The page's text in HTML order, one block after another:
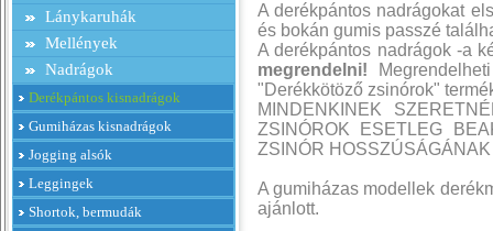
Lánykaruhák
Mellények
Nadrágok
Derékpántos kisnadrágok
Gumiházas kisnadrágok
Jogging alsók
Leggingek
Shortok, bermudák
A derékpántos nadrágokat
és bokán gumis passzé
A derékpántos nadrágok -a
megrendelni!
"Derékkötöző zsinórok"
MINDENKINEK
ZSINÓROK ESETLEG
ZSINÓR
A gumiházas modellek
ajánlott.